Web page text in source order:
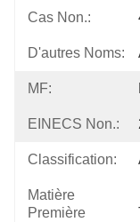
Cas Non.:
D'autres Noms:
MF:
EINECS Non.:
Classification:
Matière
Première